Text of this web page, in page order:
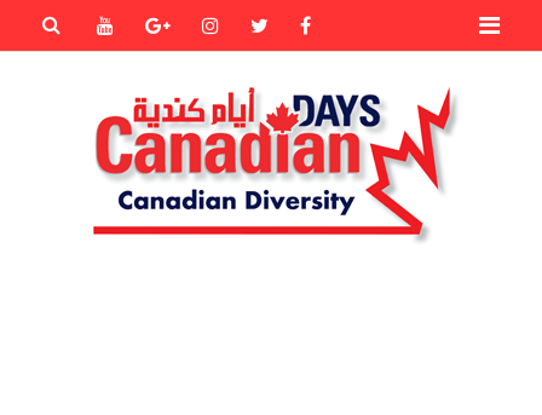
Facebook
Twitter
instagram
Goole+
Youtube